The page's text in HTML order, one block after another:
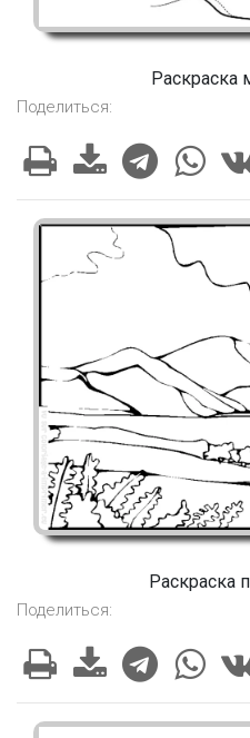
Раскраска
Поделиться:
Раскраска
Поделиться: